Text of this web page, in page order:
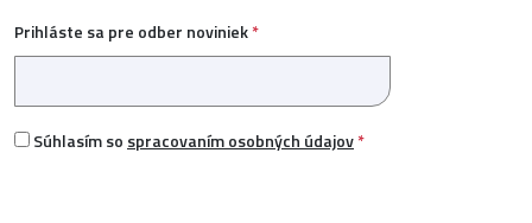
Prihláste sa pre odber noviniek*
Súhlasím so spracovaním osobných údajov*